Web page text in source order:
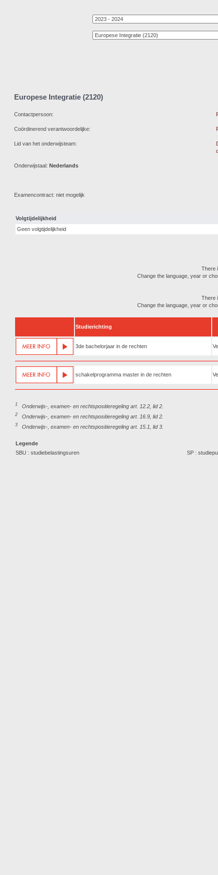
Europese Integratie (2120)
Contactpersoon:
Coördinerend verantwoordelijke:
Lid van het onderwijsteam:
Onderwijstaal: Nederlands
Examencontract: niet mogelijk
Volgtijdelijkheid
Geen volgtijdelijkheid
There
Change the language, year or
There
Change the language, year or
Studierichting
3de bachelorjaar in de rechten
schakelprogramma master in de rechten
1 Onderwijs-, examen- en rechtspositieregeling art. 12.2, lid 2.
2 Onderwijs-, examen- en rechtspositieregeling art. 16.9, lid 2.
3 Onderwijs-, examen- en rechtspositieregeling art. 15.1, lid 3.
Legende
SBU : studiebelastingsuren
SP :